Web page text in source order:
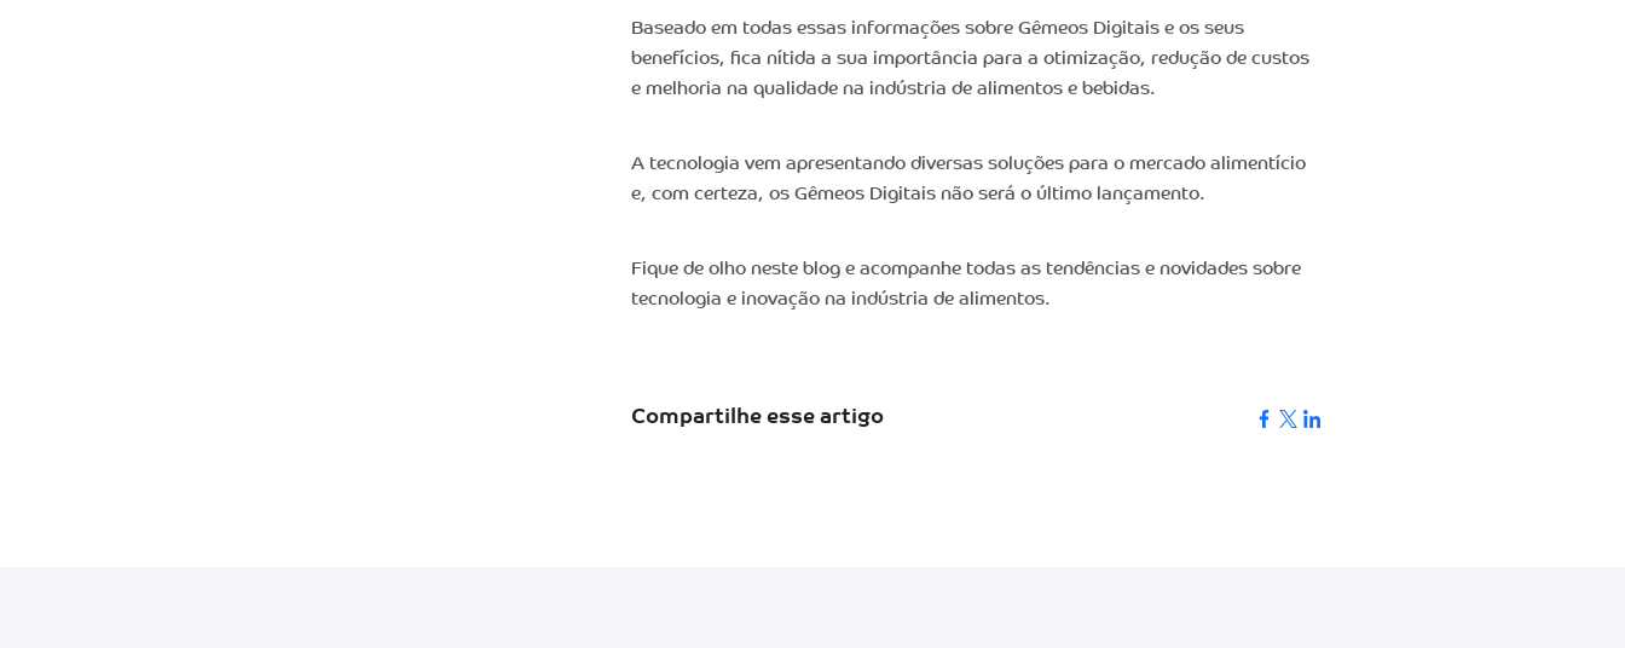
Baseado em todas essas informações sobre Gêmeos Digitais e os seus
benefícios, fica nítida a sua importância para a otimização, redução de custos
e melhoria na qualidade na indústria de alimentos e bebidas.
A tecnologia vem apresentando diversas soluções para o mercado alimentício
e, com certeza, os Gêmeos Digitais não será o último lançamento.
Fique de olho neste blog e acompanhe todas as tendências e novidades sobre
tecnologia e inovação na indústria de alimentos.
Compartilhe esse artigo